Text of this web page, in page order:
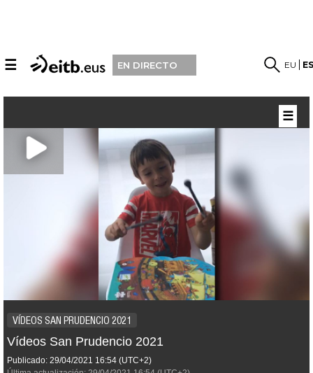
☰ EN DIRECTO EU
VÍDEOS SAN PRUDENCIO 2021
Vídeos San Prudencio 2021
Publicado: 29/04/2021 16:54 (UTC+2)
☰